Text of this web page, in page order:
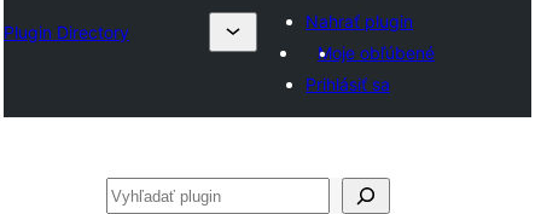
Plugin Directory
Nahrať plugin
Moje obľúbené
Prihlásiť sa
Hľadať